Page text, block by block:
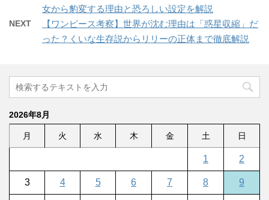
女から豹変する理由と恐ろしい設定を解説
NEXT
【ワンピース考察】世界が沈む理由は「惑星収縮」だ
った？くいな生存説からリリーの正体まで徹底解説
2026年8月
月 火 水 木 金 土 日
1 2
3 4 5 6 7 8 9